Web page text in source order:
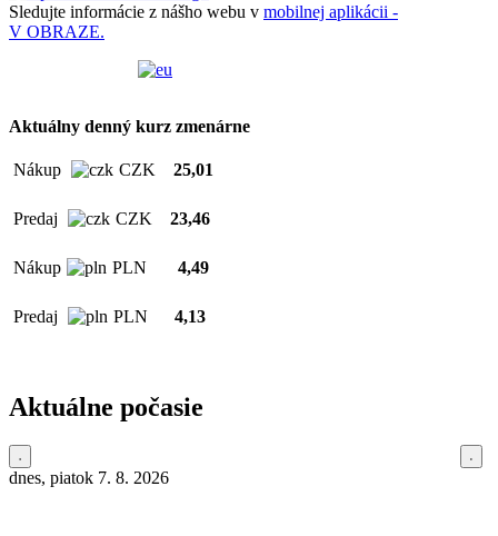
Sledujte informácie z nášho webu v mobilnej aplikácii -
V OBRAZE.
Aktuálny denný kurz zmenárne
Nákup CZK 25,01
Predaj CZK 23,46
Nákup PLN 4,49
Predaj PLN 4,13
Aktuálne počasie
dnes, piatok 7. 8. 2026